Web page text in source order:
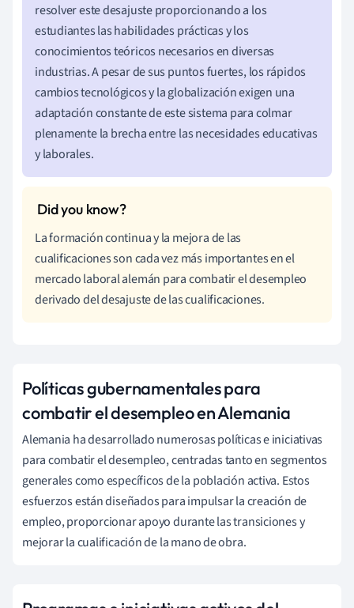
resolver este desajuste proporcionando a los
estudiantes las habilidades prácticas y los
conocimientos teóricos necesarios en diversas
industrias. A pesar de sus puntos fuertes, los rápidos
cambios tecnológicos y la globalización exigen una
adaptación constante de este sistema para colmar
plenamente la brecha entre las necesidades educativas
y laborales.
La formación continua y la mejora de las
cualificaciones son cada vez más importantes en el
mercado laboral alemán para combatir el desempleo
derivado del desajuste de las cualificaciones.
Políticas gubernamentales para
combatir el desempleo en Alemania
Alemania ha desarrollado numerosas políticas e iniciativas
para combatir el desempleo, centradas tanto en segmentos
generales como específicos de la población activa. Estos
esfuerzos están diseñados para impulsar la creación de
empleo, proporcionar apoyo durante las transiciones y
mejorar la cualificación de la mano de obra.